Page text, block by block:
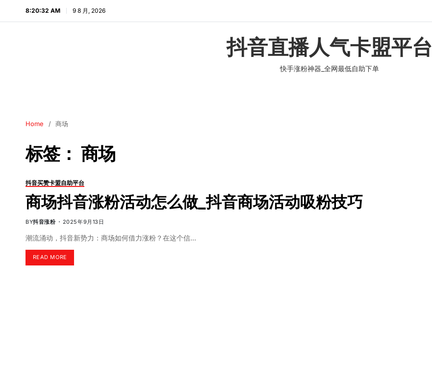
8:20:33 AM 9 8 月, 2026
抖音直播人气卡盟平台
快手涨粉神器_全网最低自助下单
Home 商场
标签：商场
抖音买赞卡盟自助平台
商场抖音涨粉活动怎么做_抖音商场活动吸粉技巧
BY抖音涨粉 2025年9月13日
潮流涌动，抖音新势力：商场如何借力涨粉？在这个信…
READ MORE